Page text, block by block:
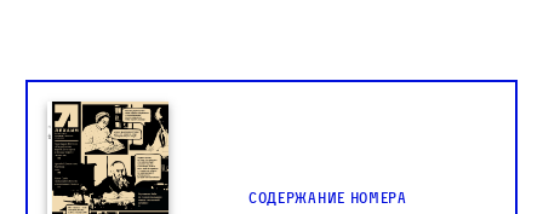
Содержание номера